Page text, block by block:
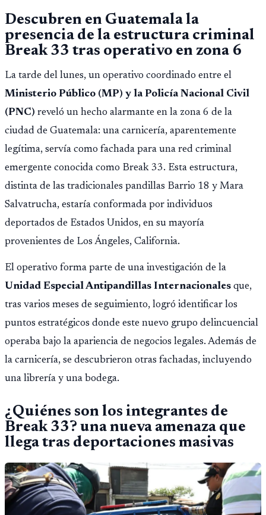
Descubren en Guatemala la
presencia de la estructura criminal
Break 33 tras operativo en zona 6
La tarde del lunes, un operativo coordinado entre el
Ministerio Público (MP) y la Policía Nacional Civil
(PNC) reveló un hecho alarmante en la zona 6 de la
ciudad de Guatemala: una carnicería, aparentemente
legítima, servía como fachada para una red criminal
emergente conocida como Break 33. Esta estructura,
distinta de las tradicionales pandillas Barrio 18 y Mara
Salvatrucha, estaría conformada por individuos
deportados de Estados Unidos, en su mayoría
provenientes de Los Ángeles, California.
El operativo forma parte de una investigación de la
Unidad Especial Antipandillas Internacionales que,
tras varios meses de seguimiento, logró identificar los
puntos estratégicos donde este nuevo grupo delincuencial
operaba bajo la apariencia de negocios legales. Además de
la carnicería, se descubrieron otras fachadas, incluyendo
una librería y una bodega.
¿Quiénes son los integrantes de
Break 33? una nueva amenaza que
llega tras deportaciones masivas